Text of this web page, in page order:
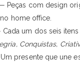
Peças com design
home office.
um dos seis
Conquistas,
presente que une